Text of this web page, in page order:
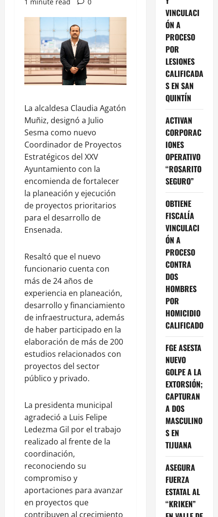
La alcaldesa Claudia Agatón
Muñiz, designó a Julio
Sesma como nuevo
Coordinador de Proyectos
Estratégicos del XXV
Ayuntamiento con la
encomienda de fortalecer
la planeación y ejecución
de proyectos prioritarios
para el desarrollo de
Ensenada.
Resaltó que el nuevo
funcionario cuenta con
más de 24 años de
experiencia en planeación,
desarrollo y financiamiento
de infraestructura, además
de haber participado en la
elaboración de más de 200
estudios relacionados con
proyectos del sector
público y privado.
La presidenta municipal
agradeció a Luis Felipe
Ledezma Gil por el trabajo
realizado al frente de la
coordinación,
reconociendo su
compromiso y
aportaciones para avanzar
en proyectos que
contribuyen al crecimiento
VINCULACI
ÓN A
PROCESO
POR
LESIONES
CALIFICADA
S EN SAN
QUINTÍN
ACTIVAN
CORPORAC
IONES
OPERATIVO
“ROSARITO
SEGURO”
OBTIENE
FISCALÍA
VINCULACI
ÓN A
PROCESO
CONTRA
DOS
HOMBRES
POR
HOMICIDIO
CALIFICADO
FGE ASESTA
NUEVO
GOLPE A LA
EXTORSIÓN;
CAPTURAN
A DOS
MASCULINO
S EN
TIJUANA
ASEGURA
FUERZA
ESTATAL AL
“KRIKEN”